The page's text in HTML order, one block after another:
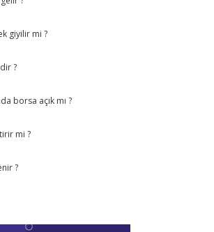
giyilir mi ?
?
borsa açık mı ?
mi ?
?